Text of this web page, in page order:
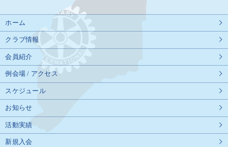
ホーム
クラブ情報
会員紹介
例会場 / アクセス
スケジュール
お知らせ
活動実績
新規入会